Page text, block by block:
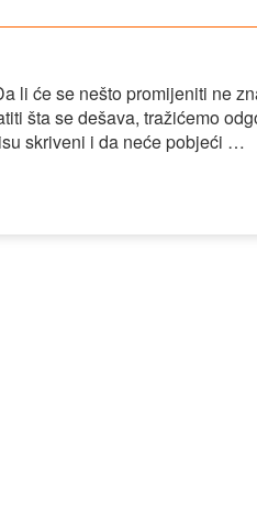
li će se nešto promijeniti ne
šta se dešava, tražićemo
skriveni i da neće pobjeći …